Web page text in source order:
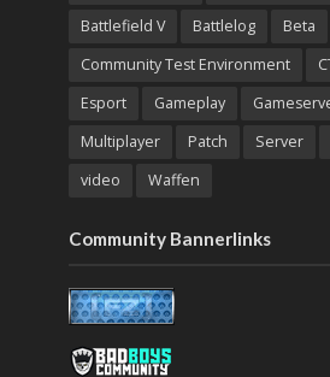
Battlefield V
Battlelog Beta
Community Test Environment
Esport
Gameplay
Multiplayer
Patch Server
video
Waffen
Community Bannerlinks